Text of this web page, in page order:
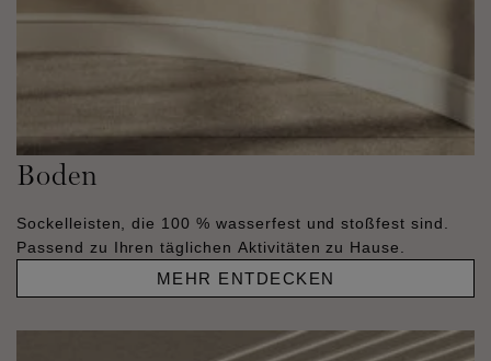
Boden
Sockelleisten, die 100 % wasserfest und stoßfest sind.
Passend zu Ihren täglichen Aktivitäten zu Hause.
MEHR ENTDECKEN